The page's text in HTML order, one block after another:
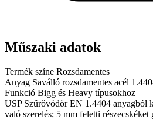
Műszaki adatok
Termék színe Rozsdamentes
Anyag Saválló rozsdamentes acél
Funkció Bigg és Heavy típusokhoz
USP Szűrővödör EN 1.4404 anyagból
való szerelés; 5 mm feletti